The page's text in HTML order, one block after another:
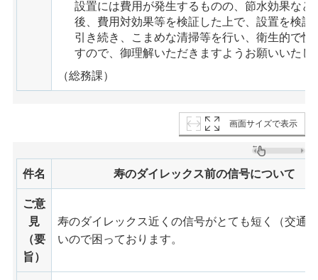
設置には費用が発生するものの、節水効果な
後、費用対効果等を検証した上で、設置を検討
引き続き、こまめな清掃等を行い、衛生的で
すので、御理解いただきますようお願いいたし
（総務課）
画面サイズで表示
件名 寿のダイレックス前の信号について
ご意
見
（要
旨）
寿のダイレックス近くの信号がとても短く（交通
いので困っております。